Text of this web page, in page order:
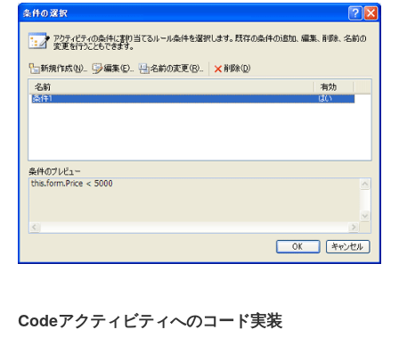
Codeアクティビティへのコード実装